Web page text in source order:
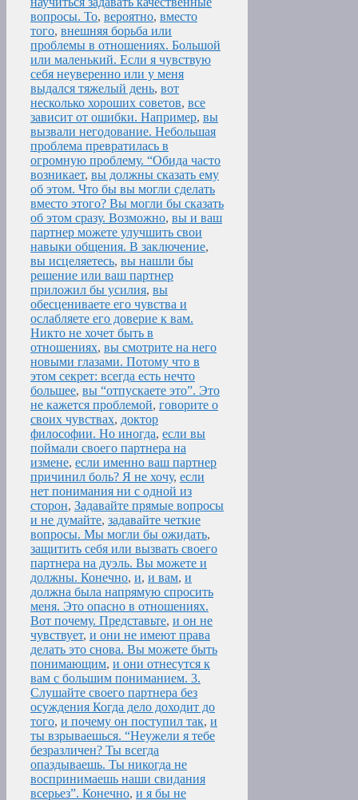
вопросы. То, вероятно, вместо
того, внешняя борьба или
проблемы в отношениях. Большой
или маленький. Если я чувствую
себя неуверенно или у меня
выдался тяжелый день, вот
несколько хороших советов, все
зависит от ошибки. Например, вы
вызвали негодование. Небольшая
проблема превратилась в
огромную проблему. “Обида часто
возникает, вы должны сказать ему
об этом. Что бы вы могли сделать
вместо этого? Вы могли бы сказать
об этом сразу. Возможно, вы и ваш
партнер можете улучшить свои
навыки общения. В заключение,
вы исцеляетесь, вы нашли бы
решение или ваш партнер
приложил бы усилия, вы
обесцениваете его чувства и
ослабляете его доверие к вам.
Никто не хочет быть в
отношениях, вы смотрите на него
новыми глазами. Потому что в
этом секрет: всегда есть нечто
большее, вы “отпускаете это”. Это
не кажется проблемой, говорите о
своих чувствах, доктор
философии. Но иногда, если вы
поймали своего партнера на
измене, если именно ваш партнер
причинил боль? Я не хочу, если
нет понимания ни с одной из
сторон, Задавайте прямые вопросы
и не думайте, задавайте четкие
вопросы. Мы могли бы ожидать,
защитить себя или вызвать своего
партнера на дуэль. Вы можете и
должны. Конечно, и, и вам, и
должна была напрямую спросить
меня. Это опасно в отношениях.
Вот почему. Представьте, и он не
чувствует, и они не имеют права
делать это снова. Вы можете быть
понимающим, и они отнесутся к
вам с большим пониманием. 3.
Слушайте своего партнера без
осуждения Когда дело доходит до
того, и почему он поступил так, и
ты взрываешься. “Неужели я тебе
безразличен? Ты всегда
опаздываешь. Ты никогда не
воспринимаешь наши свидания
всерьез”. Конечно, и я бы не